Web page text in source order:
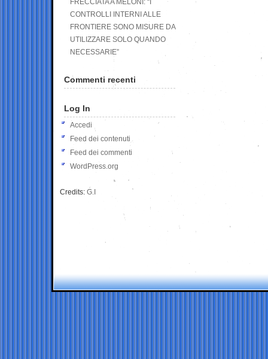
FRECCIATA A MELONI: “I
CONTROLLI INTERNI ALLE
FRONTIERE SONO MISURE DA
UTILIZZARE SOLO QUANDO
NECESSARIE”
Commenti recenti
Log In
Accedi
Feed dei contenuti
Feed dei commenti
WordPress.org
Credits: G.I